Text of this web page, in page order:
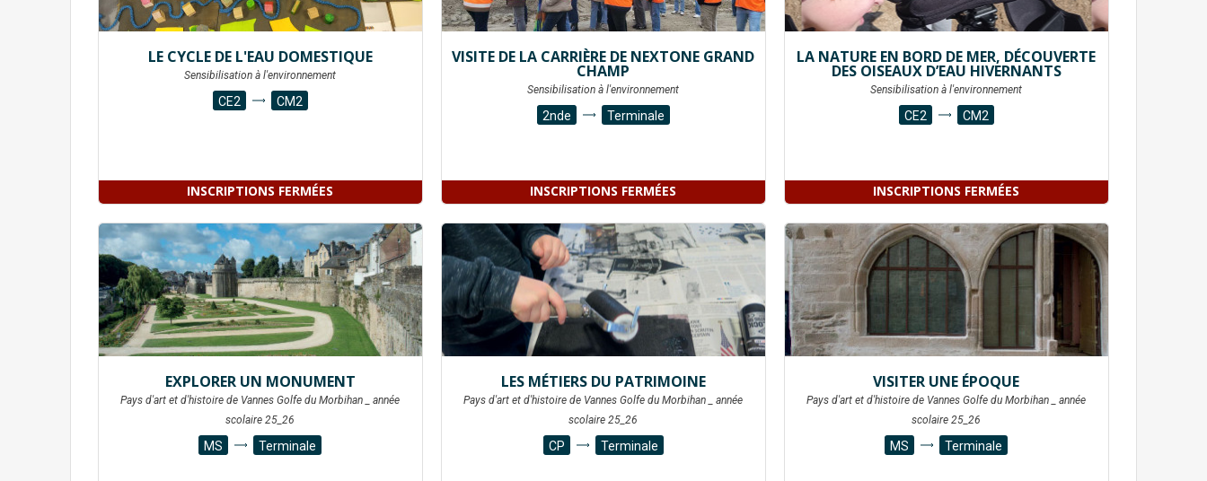
INSCRIPTIONS FERMÉES
LE CYCLE DE L'EAU DOMESTIQUE
Sensibilisation à l'environnement
CE2 CM2
INSCRIPTIONS FERMÉES
VISITE DE LA CARRIÈRE DE NEXTONE GRAND
CHAMP
Sensibilisation à l'environnement
2nde Terminale
INSCRIPTIONS FERMÉES
LA NATURE EN BORD DE MER, DÉCOUVERTE
DES OISEAUX D’EAU HIVERNANTS
Sensibilisation à l'environnement
CE2 CM2
EXPLORER UN MONUMENT
Pays d'art et d'histoire de Vannes Golfe du Morbihan _ année
scolaire 25_26
MS Terminale
LES MÉTIERS DU PATRIMOINE
Pays d'art et d'histoire de Vannes Golfe du Morbihan _ année
scolaire 25_26
CP Terminale
VISITER UNE ÉPOQUE
Pays d'art et d'histoire de Vannes Golfe du Morbihan _ année
scolaire 25_26
MS Terminale